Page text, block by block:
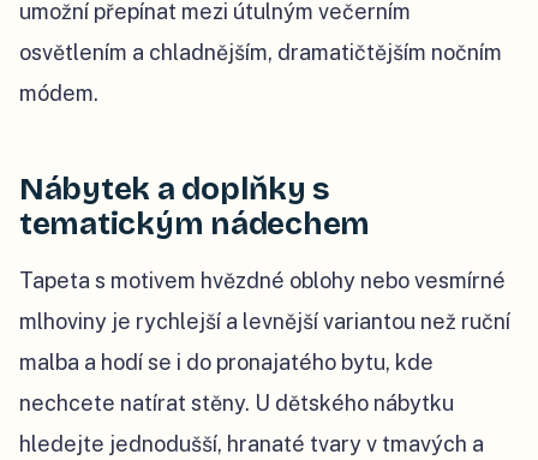
umožní přepínat mezi útulným večerním
osvětlením a chladnějším, dramatičtějším nočním
módem.
Nábytek a doplňky s
tematickým nádechem
Tapeta s motivem hvězdné oblohy nebo vesmírné
mlhoviny je rychlejší a levnější variantou než ruční
malba a hodí se i do pronajatého bytu, kde
nechcete natírat stěny. U dětského nábytku
hledejte jednodušší, hranaté tvary v tmavých a